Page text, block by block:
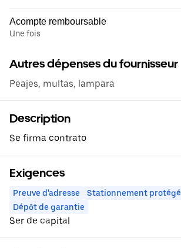
Acompte remboursable
Une fois
Autres dépenses du fournisseur
Peajes, multas, lampara
Description
Se firma contrato
Exigences
Preuve d'adresse
Stationnement protégé
Dépôt de garantie
Ser de capital